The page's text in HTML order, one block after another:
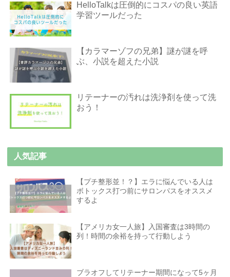
HelloTalkは圧倒的にコスパの良い英語
学習ツールだった
【カラマーゾフの兄弟】謎が謎を呼
ぶ、小説を超えた小説
リテーナーの汚れは洗浄剤を使って洗
おう！
人気記事
【プチ整形並！？】エラに悩んでいる人は
ボトックス打つ前にサロンパスをオススメ
するよ
【アメリカ女一人旅】入国審査は3時間の
列！時間の余裕を持って行動しよう
ブラオフしてリテーナー期間になって5ヶ月